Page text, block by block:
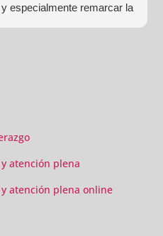
especialmente remarcar la
seminarios y
atención plena
atención plena online